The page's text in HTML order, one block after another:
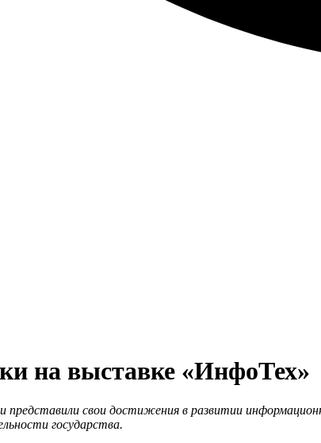
на выставке «ИнфоТех»
представили свои достижения в развитии
государства.